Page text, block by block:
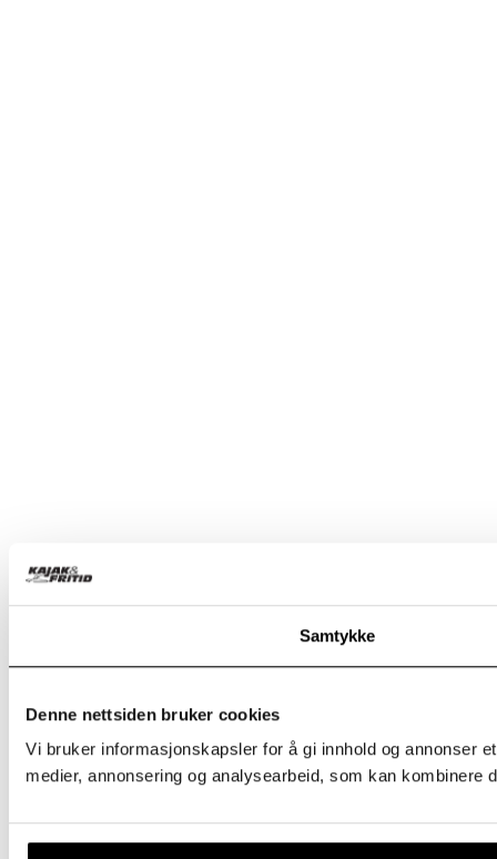
Samtykke
Denne nettsiden bruker cookies
Vi bruker informasjonskapsler for å gi innhold og annonser
medier, annonsering og analysearbeid, som kan